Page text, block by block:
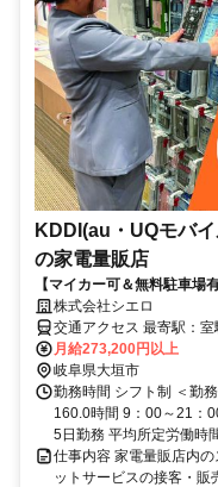
KDDI(au・UQモバ
の家電量販店
【マイカー可＆無料駐車場
実現したいならココ！ さら
株式会社シエロ
月給273,200円以上
岐阜県大垣市
勤務時間 シフト制 ＜勤
160.0時間 9：00～21：
5日勤務 平均所定労働時
仕事内容 家電量販店内
ットサービスの接客・